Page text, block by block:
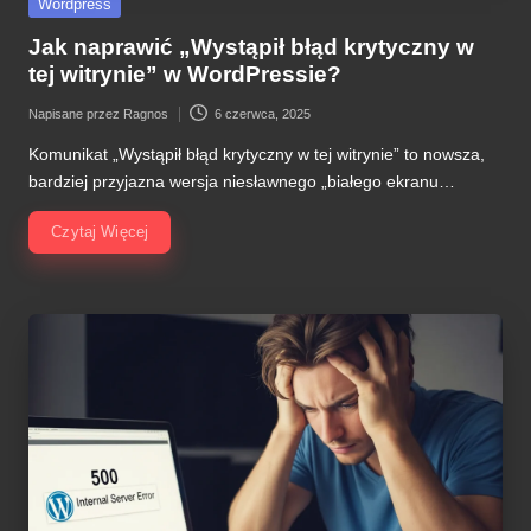
Wordpress
Jak naprawić „Wystąpił błąd krytyczny w
tej witrynie” w WordPressie?
Posted
by
Napisane przez Ragnos 6 czerwca, 2025
Komunikat „Wystąpił błąd krytyczny w tej witrynie” to nowsza,
bardziej przyjazna wersja niesławnego „białego ekranu…
Czytaj Więcej